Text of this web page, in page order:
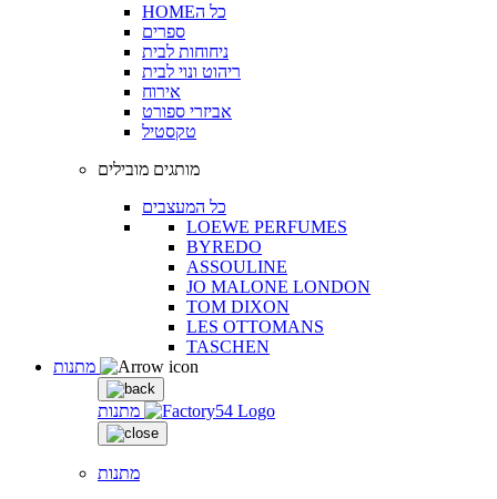
HOMEכל ה
ספרים
ניחוחות לבית
ריהוט ונוי לבית
אירוח
אביזרי ספורט
טקסטיל
מותגים מובילים
כל המעצבים
LOEWE PERFUMES
BYREDO
ASSOULINE
JO MALONE LONDON
TOM DIXON
LES OTTOMANS
TASCHEN
מתנות
מתנות